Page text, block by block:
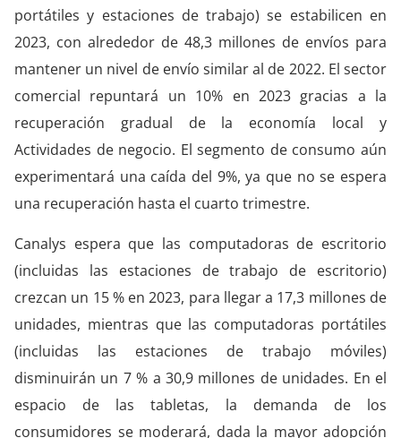
portátiles y estaciones de trabajo) se estabilicen en
2023, con alrededor de 48,3 millones de envíos para
mantener un nivel de envío similar al de 2022. El sector
comercial repuntará un 10% en 2023 gracias a la
recuperación gradual de la economía local y
Actividades de negocio. El segmento de consumo aún
experimentará una caída del 9%, ya que no se espera
una recuperación hasta el cuarto trimestre.
Canalys espera que las computadoras de escritorio
(incluidas las estaciones de trabajo de escritorio)
crezcan un 15 % en 2023, para llegar a 17,3 millones de
unidades, mientras que las computadoras portátiles
(incluidas las estaciones de trabajo móviles)
disminuirán un 7 % a 30,9 millones de unidades. En el
espacio de las tabletas, la demanda de los
consumidores se moderará, dada la mayor adopción